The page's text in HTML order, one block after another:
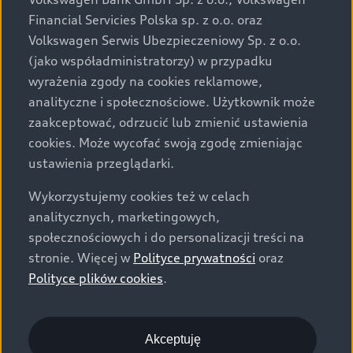
za dopłatą. Wiążące ustalenie ceny, wyposażenia i
specyfikacji pojazdu następują w umowie sprzedaży, a
określenie parametrów technicznych zawiera
świadectwo homologacji typu pojazdu. Zastrzegamy
sobie prawo do zmian i pomyłek. Wszelkie informacje
prezentowane na stronie są aktualne na dzień ich
zamieszczania. W celu uzyskania najnowszych
informacji prosimy kontaktować się z Partnerem Marki
Audi.
Wszystkie produkowane obecnie samochody marki Audi
są wykonywane z materiałów spełniających pod
względem możliwości odzysku i recyklingu wymagania
określone w normie ISO 22628 i są zgodne z
europejskimi świadectwami homologacji wydanymi wg
o.o. podlega obowiązkowi zapewnienia wszystkim
użytkownikom samochodów marki Volkswagen sieci
Financial Servicies Polska sp. z o.o. oraz
Volkswagen Serwis Ubezpieczeniowy Sp. z o.o.
(jako współadministratorzy) w przypadku
wyrażenia zgody na cookies reklamowe,
analityczne i społecznościowe. Użytkownik może
zaakceptować, odrzucić lub zmienić ustawienia
cookies. Może wycofać swoją zgodę zmieniając
ustawienia przeglądarki.
Wykorzystujemy cookies też w celach
analitycznych, marketingowych,
społecznościowych i do personalizacji treści na
stronie. Więcej w Polityce prywatności oraz
Polityce plików cookies.
Akceptuję